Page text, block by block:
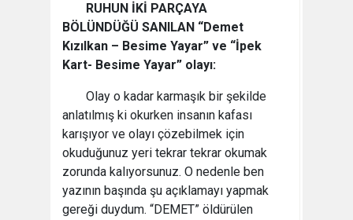
RUHUN İKİ PARÇAYA
BÖLÜNDÜĞÜ SANILAN “Demet
Kızılkan – Besime Yayar” ve “İpek
Kart- Besime Yayar” olayı:
Olay o kadar karmaşık bir şekilde
anlatılmış ki okurken insanın kafası
karışıyor ve olayı çözebilmek için
okuduğunuz yeri tekrar tekrar okumak
zorunda kalıyorsunuz. O nedenle ben
yazının başında şu açıklamayı yapmak
gereği duydum. “DEMET” öldürülen